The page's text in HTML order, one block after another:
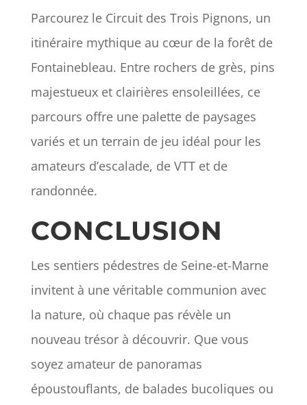
Parcourez le Circuit des Trois Pignons, un
itinéraire mythique au cœur de la forêt de
Fontainebleau. Entre rochers de grès, pins
majestueux et clairières ensoleillées, ce
parcours offre une palette de paysages
variés et un terrain de jeu idéal pour les
amateurs d’escalade, de VTT et de
randonnée.
CONCLUSION
Les sentiers pédestres de Seine-et-Marne
invitent à une véritable communion avec
la nature, où chaque pas révèle un
nouveau trésor à découvrir. Que vous
soyez amateur de panoramas
époustouflants, de balades bucoliques ou